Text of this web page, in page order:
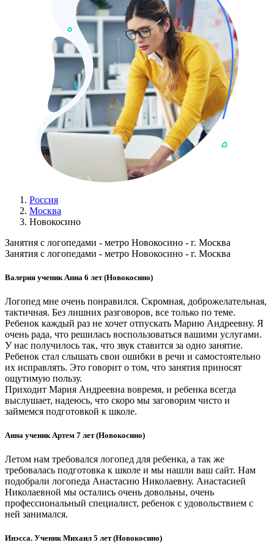
Россия
Москва
Новокосино
Занятия с логопедами - метро Новокосино - г. Москва
Занятия с логопедами - метро Новокосино - г. Москва
Валерия ученик Анна 6 лет (Новокосино)
Логопед мне очень понравился. Скромная, доброжелательная,
тактичная. Без лишних разговоров, все только по теме.
Ребенок каждый раз не хочет отпускать Марию Андреевну. Я
очень рада, что решилась воспользоваться вашими услугами.
У нас получилось так, что звук ставится за одно занятие.
Ребенок стал слышать свои ошибки в речи и самостоятельно
их исправлять. Это говорит о том, что занятия приносят
ощутимую пользу.
Приходит Мария Андреевна вовремя, и ребенка всегда
выслушает, надеюсь, что скоро мы заговорим чисто и
займемся подготовкой к школе.
Анна ученик Артем 7 лет (Новокосино)
Летом нам требовался логопед для ребенка, а так же
требовалась подготовка к школе и мы нашли ваш сайт. Нам
подобрали логопеда Анастасию Николаевну. Анастасией
Николаевной мы остались очень довольны, очень
профессиональный специалист, ребенок с удовольствием с
ней занимался.
Инэсса. Ученик Михаил 5 лет (Новокосино)